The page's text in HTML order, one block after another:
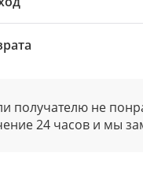
получателю не
24 часов и мы